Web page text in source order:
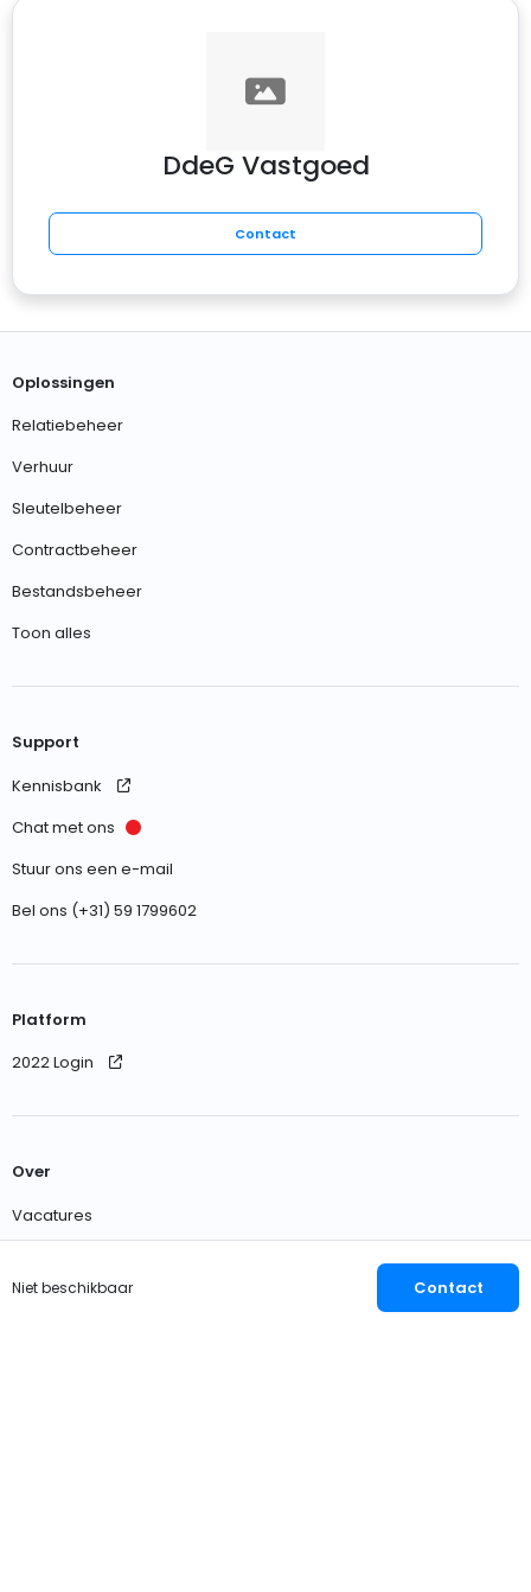
DdeG Vastgoed
Contact
Niet beschikbaar Contact
Oplossingen
Relatiebeheer
Verhuur
Sleutelbeheer
Contractbeheer
Bestandsbeheer
Toon alles
Support
Kennisbank
Chat met ons
Stuur ons een e-mail
Bel ons (+31) 59 1799602
Platform
2022 Login
Over
Vacatures